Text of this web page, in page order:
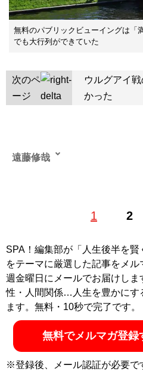
無料のパブリックビューイングは「
でも大行列ができていた
次のペ
ージ
ウルグアイ
かった
1 2
遠藤修哉
SPA！編集部が「人生後半を賢
をテーマに厳選した記事をメ
週金曜日にメールでお届けしま
性・人間関係…人生を豊かにす
ます。無料・10秒で完了です。
無料でメルマガ登
※登録後、メール認証が必要で